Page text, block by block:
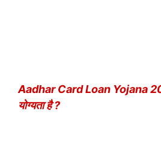
Aadhar Card Loan Yojana
योग्यता है ?